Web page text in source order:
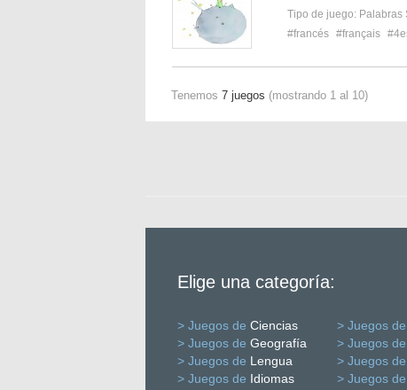
Tipo de juego: Palabras
#francés #français
Tenemos 7 juegos (mostrando 1 al 10)
Elige una categoría:
> Juegos de Ciencias > Juegos de
> Juegos de Geografía > Juegos de
> Juegos de Lengua > Juegos de
> Juegos de Idiomas > Juegos de